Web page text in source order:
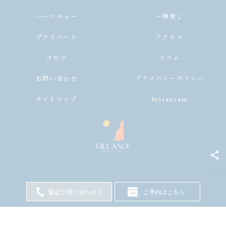
電話で問い合わせる ご予約はこちら
バーベキュー 一棟貸し
プライベート アクセス
ブログ コラム
お問い合わせ プライバシーポリシー
サイトマップ Instagram
© 2026 兵庫県淡路島のヴィラならヴィランス淡路島 ALL RIGHTS RESERVED.